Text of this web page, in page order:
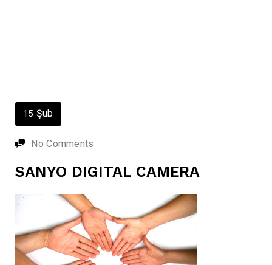
15 Şub
No Comments
SANYO DIGITAL CAMERA